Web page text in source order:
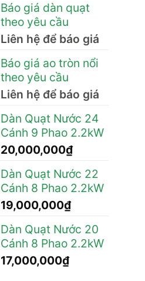
Báo giá dàn quạt
theo yêu cầu
Liên hệ để báo giá
Báo giá ao tròn nổi
theo yêu cầu
Liên hệ để báo giá
Dàn Quạt Nước 24
Cánh 9 Phao 2.2kW
20,000,000₫
Dàn Quạt Nước 22
Cánh 8 Phao 2.2kW
19,000,000₫
Dàn Quạt Nước 20
Cánh 8 Phao 2.2kW
17,000,000₫